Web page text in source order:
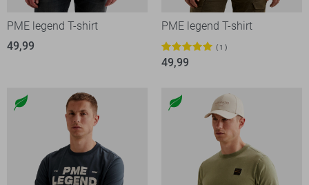
PME legend T-shirt
49,99
PME legend T-shirt
1
49,99